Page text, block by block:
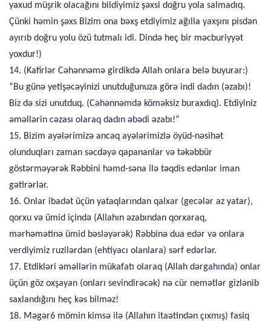
yaxud müşrik olacağını bildiyimiz şəxsi doğru yola salmadıq.
Çünki həmin şəxs Bizim ona bəxş etdiyimiz ağılla yaxşını pisdən
ayırıb doğru yolu özü tutmalı idi. Dində heç bir məcburiyyət
yoxdur!)
14. (Kafirlər Cəhənnəmə girdikdə Allah onlara belə buyurar:)
“Bu günə yetişəcəyinizi unutduğunuza görə indi dadın (əzabı)!
Biz də sizi unutduq. (Cəhənnəmdə köməksiz buraxdıq). Etdiyiniz
əməllərin cəzası olaraq dadın əbədi əzabı!”
15. Bizim ayələrimizə ancaq ayələrimizlə öyüd-nəsihət
olunduqları zaman səcdəyə qapananlar və təkəbbür
göstərməyərək Rəbbini həmd-səna ilə təqdis edənlər iman
gətirərlər.
16. Onlar ibadət üçün yataqlarından qalxar (gecələr az yatar),
qorxu və ümid içində (Allahın əzabından qorxaraq,
mərhəmətinə ümid bəsləyərək) Rəbbinə dua edər və onlara
verdiyimiz ruzilərdən (ehtiyacı olanlara) sərf edərlər.
17. Etdikləri əməllərin mükafatı olaraq (Allah dərgahında) onlar
üçün göz oxşayan (onları sevindirəcək) nə cür nemətlər gizlənib
saxlandığını heç kəs bilməz!
18. Məgər6 mömin kimsə ilə (Allahın itaətindən çıxmış) fasiq